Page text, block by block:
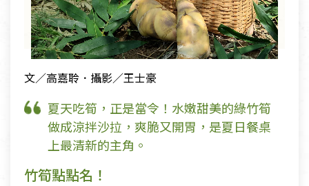
文／高嘉聆．攝影／王士豪
夏天吃筍，正是當令！水嫩甜美的綠竹筍
做成涼拌沙拉，爽脆又開胃，是夏日餐桌
上最清新的主角。
竹筍點點名！